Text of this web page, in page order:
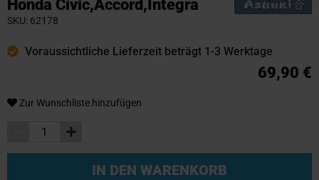
Honda Civic,Accord,Integra
SKU 62178
Voraussichtliche Lieferzeit beträgt 1-3 Werktage
69,90 €
Zur Wunschliste hinzufügen
IN DEN WARENKORB
Bildgalerie